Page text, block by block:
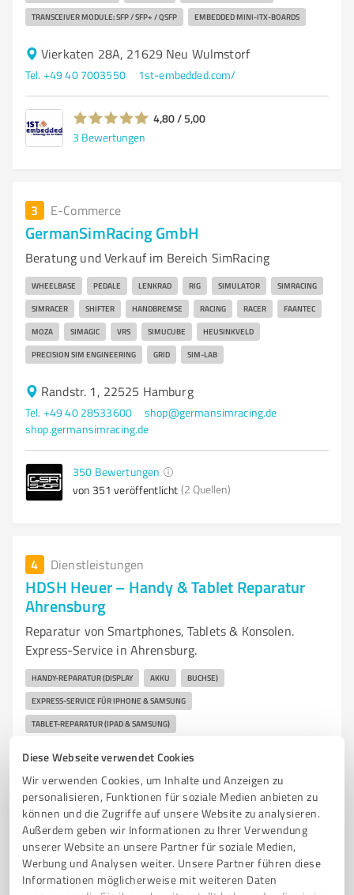
Diese Webseite verwendet Cookies
Wir verwenden Cookies, um Inhalte und Anzeigen zu
personalisieren, Funktionen für soziale Medien anbieten zu
können und die Zugriffe auf unsere Website zu analysieren.
Außerdem geben wir Informationen zu Ihrer Verwendung
unserer Website an unsere Partner für soziale Medien,
Werbung und Analysen weiter. Unsere Partner führen diese
Informationen möglicherweise mit weiteren Daten
TRANSCEIVER MODULE: SFP / SFP+ / QSFP EMBEDDED MINI-ITX-BOARDS
Vierkaten 28A, 21629 Neu Wulmstorf
Tel. +49 40 7003550 1st-embedded.com/
4,80 / 5,00
3 Bewertungen
3 E-Commerce
GermanSimRacing GmbH
Beratung und Verkauf im Bereich SimRacing
WHEELBASE PEDALE LENKRAD RIG SIMULATOR SIMRACING
SIMRACER SHIFTER HANDBREMSE RACING RACER FAANTEC
MOZA SIMAGIC VRS SIMUCUBE HEUSINKVELD
PRECISION SIM ENGINEERING GRID SIM-LAB
Randstr. 1, 22525 Hamburg
Tel. +49 40 28533600
shop@germansimracing.de
shop.germansimracing.de
350 Bewertungen
von 351 veröffentlicht (2 Quellen)
4 Dienstleistungen
HDSH Heuer – Handy & Tablet Reparatur
Ahrensburg
Reparatur von Smartphones, Tablets & Konsolen.
Express-Service in Ahrensburg.
HANDY-REPARATUR (DISPLAY AKKU BUCHSE)
EXPRESS-SERVICE FÜR IPHONE & SAMSUNG
TABLET-REPARATUR (IPAD & SAMSUNG)
An der Strusbek 50, 22926 Ahrensburg
Tel. +49 4102977822
info@hdsh-heuer.de
www.hdsh-heuer.de/
0,00 / 5,00